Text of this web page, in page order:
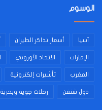
الوسوم
آسيا أسعار تذاكر الطيران
الإمارات الاتحاد الأوروبي
المغرب تأشيرات إلكترونية
دول شنغن رحلات جوية وبحرية